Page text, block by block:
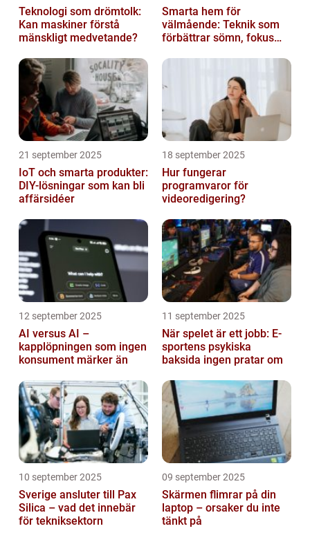
Teknologi som drömtolk:
Kan maskiner förstå
mänskligt medvetande?
Smarta hem för
välmående: Teknik som
förbättrar sömn, fokus
21 september 2025
IoT och smarta produkter:
DIY-lösningar som kan bli
affärsidéer
18 september 2025
Hur fungerar
programvaror för
videoredigering?
12 september 2025
AI versus AI –
kapplöpningen som ingen
konsument märker än
11 september 2025
När spelet är ett jobb: E-
sportens psykiska
baksida ingen pratar om
10 september 2025
Sverige ansluter till Pax
Silica – vad det innebär
för tekniksektorn
09 september 2025
Skärmen flimrar på din
laptop – orsaker du inte
tänkt på